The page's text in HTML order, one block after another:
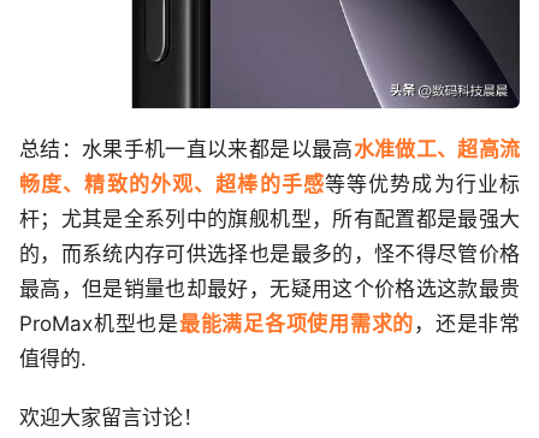
总结：水果手机一直以来都是以最高水准做工、超高流
畅度、精致的外观、超棒的手感等等优势成为行业标
杆；尤其是全系列中的旗舰机型，所有配置都是最强大
的，而系统内存可供选择也是最多的，怪不得尽管价格
最高，但是销量也却最好，无疑用这个价格选这款最贵
ProMax机型也是最能满足各项使用需求的 ，还是非常
值得的.
欢迎大家留言讨论！